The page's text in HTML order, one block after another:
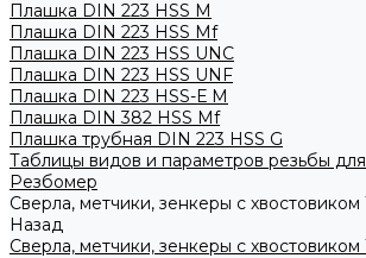
Плашка DIN 223 HSS M
Плашка DIN 223 HSS Mf
Плашка DIN 223 HSS UNC
Плашка DIN 223 HSS UNF
Плашка DIN 223 HSS-Е M
Плашка DIN 382 HSS Mf
Плашка трубная DIN 223 HSS G
Таблицы видов и параметров резьбы
Резбомер
Сверла, метчики, зенкеры с хвостовиком
Назад
Сверла, метчики, зенкеры с хвостовиком